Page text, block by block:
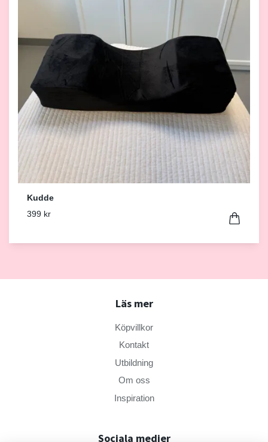
Kudde
399 kr
Läs mer
Köpvillkor
Kontakt
Utbildning
Om oss
Inspiration
Sociala medier